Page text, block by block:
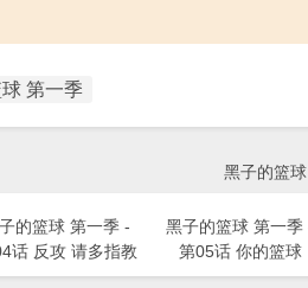
第一季
黑子的篮
的篮球 第一季 -
话 反攻 请多指教
黑子的篮球 第一季
第05话 你的篮球